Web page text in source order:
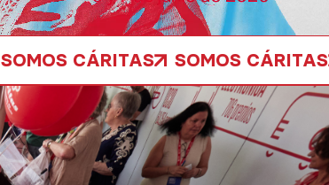
SOMOS CÁRITAS SOMOS CÁRITAS